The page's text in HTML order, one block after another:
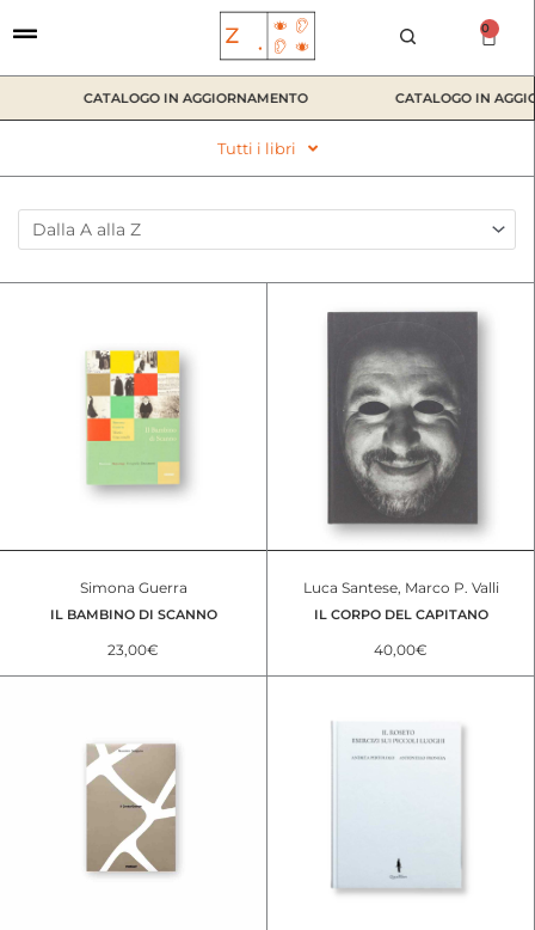
0
CATALOGO IN AGGIORNAMENTO CATALOGO IN
Tutti i libri
Sort Products
Simona Guerra
IL BAMBINO DI SCANNO
23,00€
Luca Santese, Marco P. Valli
IL CORPO DEL CAPITANO
40,00€